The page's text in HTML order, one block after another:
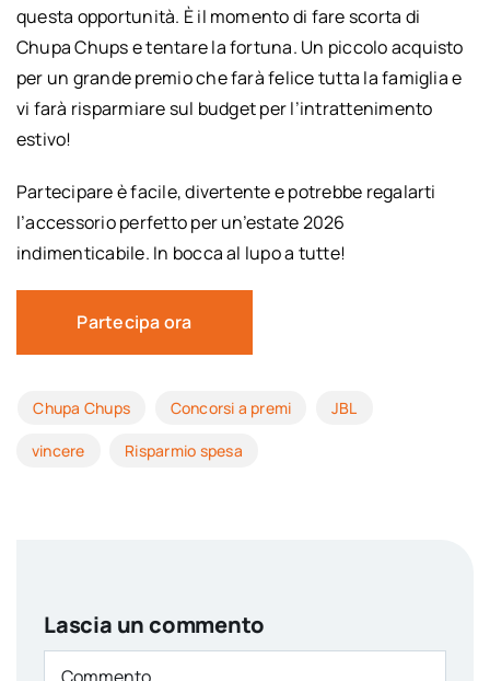
questa opportunità. È il momento di fare scorta di
Chupa Chups e tentare la fortuna. Un piccolo acquisto
per un grande premio che farà felice tutta la famiglia e
vi farà risparmiare sul budget per l’intrattenimento
estivo!
Partecipare è facile, divertente e potrebbe regalarti
l’accessorio perfetto per un’estate 2026
indimenticabile. In bocca al lupo a tutte!
Partecipa ora
Chupa Chups Concorsi a premi JBL
vincere Risparmio spesa
Lascia un commento
Comment